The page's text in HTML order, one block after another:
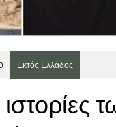
Εκτός Ελλάδος